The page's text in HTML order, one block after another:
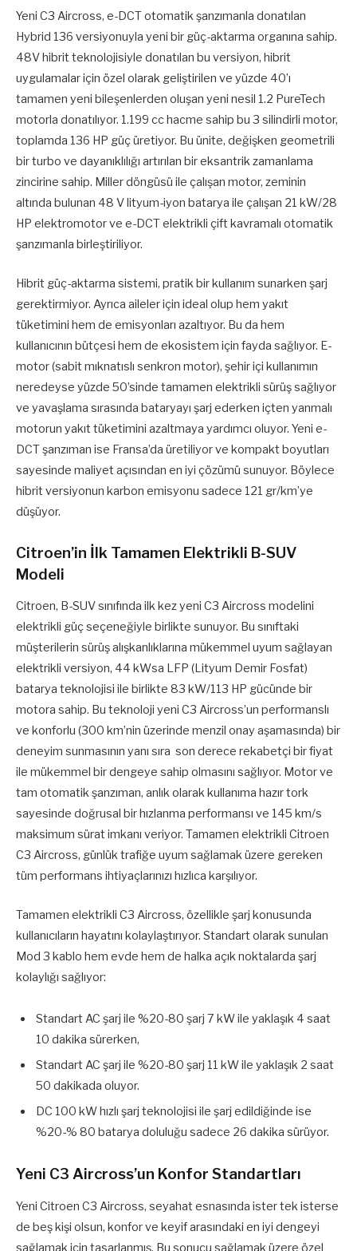
Yeni C3 Aircross, e-DCT otomatik şanzımanla donatılan
Hybrid 136 versiyonuyla yeni bir güç-aktarma organına sahip.
48V hibrit teknolojisiyle donatılan bu versiyon, hibrit
uygulamalar için özel olarak geliştirilen ve yüzde 40’ı
tamamen yeni bileşenlerden oluşan yeni nesil 1.2 PureTech
motorla donatılıyor. 1.199 cc hacme sahip bu 3 silindirli motor,
toplamda 136 HP güç üretiyor. Bu ünite, değişken geometrili
bir turbo ve dayanıklılığı artırılan bir eksantrik zamanlama
zincirine sahip. Miller döngüsü ile çalışan motor, zeminin
altında bulunan 48 V lityum-iyon batarya ile çalışan 21 kW/28
HP elektromotor ve e-DCT elektrikli çift kavramalı otomatik
şanzımanla birleştiriliyor.
Hibrit güç-aktarma sistemi, pratik bir kullanım sunarken şarj
gerektirmiyor. Ayrıca aileler için ideal olup hem yakıt
tüketimini hem de emisyonları azaltıyor. Bu da hem
kullanıcının bütçesi hem de ekosistem için fayda sağlıyor. E-
motor (sabit mıknatıslı senkron motor), şehir içi kullanımın
neredeyse yüzde 50’sinde tamamen elektrikli sürüş sağlıyor
ve yavaşlama sırasında bataryayı şarj ederken içten yanmalı
motorun yakıt tüketimini azaltmaya yardımcı oluyor. Yeni e-
DCT şanzıman ise Fransa’da üretiliyor ve kompakt boyutları
sayesinde maliyet açısından en iyi çözümü sunuyor. Böylece
hibrit versiyonun karbon emisyonu sadece 121 gr/km’ye
düşüyor.
Citroen’in İlk Tamamen Elektrikli B-SUV
Modeli
Citroen, B-SUV sınıfında ilk kez yeni C3 Aircross modelini
elektrikli güç seçeneğiyle birlikte sunuyor. Bu sınıftaki
müşterilerin sürüş alışkanlıklarına mükemmel uyum sağlayan
elektrikli versiyon, 44 kWsa LFP (Lityum Demir Fosfat)
batarya teknolojisi ile birlikte 83 kW/113 HP gücünde bir
motora sahip. Bu teknoloji yeni C3 Aircross’un performanslı
ve konforlu (300 km’nin üzerinde menzil onay aşamasında) bir
deneyim sunmasının yanı sıra son derece rekabetçi bir fiyat
ile mükemmel bir dengeye sahip olmasını sağlıyor. Motor ve
tam otomatik şanzıman, anlık olarak kullanıma hazır tork
sayesinde doğrusal bir hızlanma performansı ve 145 km/s
maksimum sürat imkanı veriyor. Tamamen elektrikli Citroen
C3 Aircross, günlük trafiğe uyum sağlamak üzere gereken
tüm performans ihtiyaçlarınızı hızlıca karşılıyor.
Tamamen elektrikli C3 Aircross, özellikle şarj konusunda
kullanıcıların hayatını kolaylaştırıyor. Standart olarak sunulan
Mod 3 kablo hem evde hem de halka açık noktalarda şarj
kolaylığı sağlıyor:
Standart AC şarj ile %20-80 şarj 7 kW ile yaklaşık 4 saat
10 dakika sürerken,
Standart AC şarj ile %20-80 şarj 11 kW ile yaklaşık 2 saat
50 dakikada oluyor.
DC 100 kW hızlı şarj teknolojisi ile şarj edildiğinde ise
%20-% 80 batarya doluluğu sadece 26 dakika sürüyor.
Yeni C3 Aircross’un Konfor Standartları
Yeni Citroen C3 Aircross, seyahat esnasında ister tek isterse
de beş kişi olsun, konfor ve keyif arasındaki en iyi dengeyi
sağlamak için tasarlanmış. Bu sonucu sağlamak üzere özel